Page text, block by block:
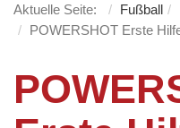
Aktuelle Seite: Fußball
POWERSHOT Erste